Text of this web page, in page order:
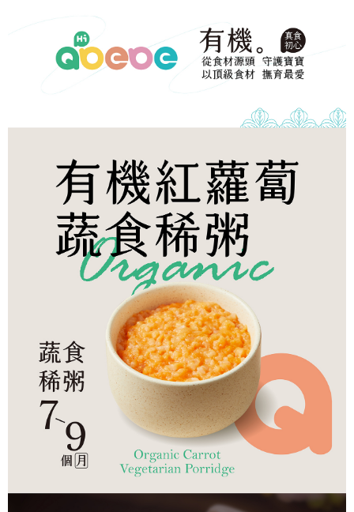
2.基於同意付款使用「大哥付你分期」之契約關係目的，商店將以您的個人
資料（包含姓名、電話或地址）提供予台灣大哥大進項蒐集、處理及利用，
由本公司與您本人進行分期帳單所需資料之確認、核對及更正。
3.完整用戶服務條款，請詳閱以下連結：
https://oppay.tw/userRule
購買商品的店家。未經商家同意取消之訂單仍視為有效，需透過AFTEE先享
後付繳納相關費用。
※ 交易是否成功請以「AFTEE先享後付 」之結帳頁面顯示為準，若有關於
是否繳費成功／繳費後需取消欲退款等相關疑問，請聯繫「AFTEE先享後付
客戶支援中心」https://netprotections.freshdesk.com/support/home
１．透過由恩沛科技股份有限公司提供之「AFTEE先享後付」服務完成之交
易，需依本服務之必要範圍內提供個人資料，並將交易相關給付款項請求債
２．關於個人資料處理事宜，請瀏覽以下網址：
https://aftee.tw/terms/#terms3
３．未成年的使用者請事先徵得法定代理人或監護人之同意方可使用
「AFTEE先享後付」，若未經同意申辦者引起之損失，本公司不負相關責
４．使用「AFTEE先享後付」時，將依據個別帳號之用戶狀況，依本公司即
時審查核予不同之上限額度；若仍有額度不足之情形，本公司將視審查結果
請求用戶進行身份認證。
５．嚴禁一人註冊多個帳號或使用他人資訊註冊。若發現惡意使用之情形，
恩沛科技股份有限公司將有權停止該用戶之使用額度並採取法律行動。
每筆NT$150，滿NT$1,500(含以上)免運費
冷凍宅配-離島
每筆NT$260